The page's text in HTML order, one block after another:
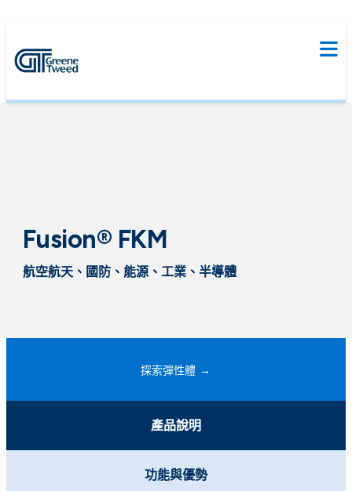
Fusion® FKM
航空航天、國防、能源、工業、半導體
探索彈性體
產品說明
功能與優勢